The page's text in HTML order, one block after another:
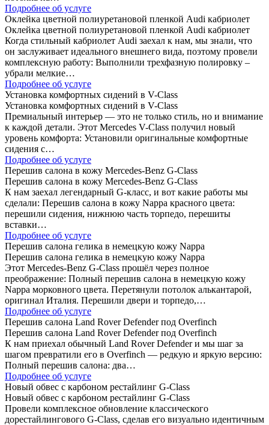
Подробнее об услуге
Оклейка цветной полиуретановой пленкой Audi кабриолет
Оклейка цветной полиуретановой пленкой Audi кабриолет
Когда стильный кабриолет Audi заехал к нам, мы знали, что
он заслуживает идеального внешнего вида, поэтому провели
комплексную работу: Выполнили трехфазную полировку –
убрали мелкие…
Подробнее об услуге
Установка комфортных сидений в V-Class
Установка комфортных сидений в V-Class
Премиальный интерьер — это не только стиль, но и внимание
к каждой детали. Этот Mercedes V-Class получил новый
уровень комфорта: Установили оригинальные комфортные
сидения с…
Подробнее об услуге
Перешив салона в кожу Mercedes-Benz G-Class
Перешив салона в кожу Mercedes-Benz G-Class
К нам заехал легендарный G-класс, и вот какие работы мы
сделали: Перешив салона в кожу Nappa красного цвета:
перешили сидения, нижнюю часть торпедо, перешиты
вставки…
Подробнее об услуге
Перешив салона гелика в немецкую кожу Nappa
Перешив салона гелика в немецкую кожу Nappa
Этот Mercedes-Benz G-Class прошёл через полное
преображение: Полный перешив салона в немецкую кожу
Nappa морковного цвета. Перетянули потолок алькантарой,
оригинал Италия. Перешили двери и торпедо,…
Подробнее об услуге
Перешив салона Land Rover Defender под Overfinch
Перешив салона Land Rover Defender под Overfinch
К нам приехал обычный Land Rover Defender и мы шаг за
шагом превратили его в Overfinch — редкую и яркую версию:
Полный перешив салона: два…
Подробнее об услуге
Новый обвес с карбоном рестайлинг G-Class
Новый обвес с карбоном рестайлинг G-Class
Провели комплексное обновление классического
дорестайлингового G-Class, сделав его визуально идентичным